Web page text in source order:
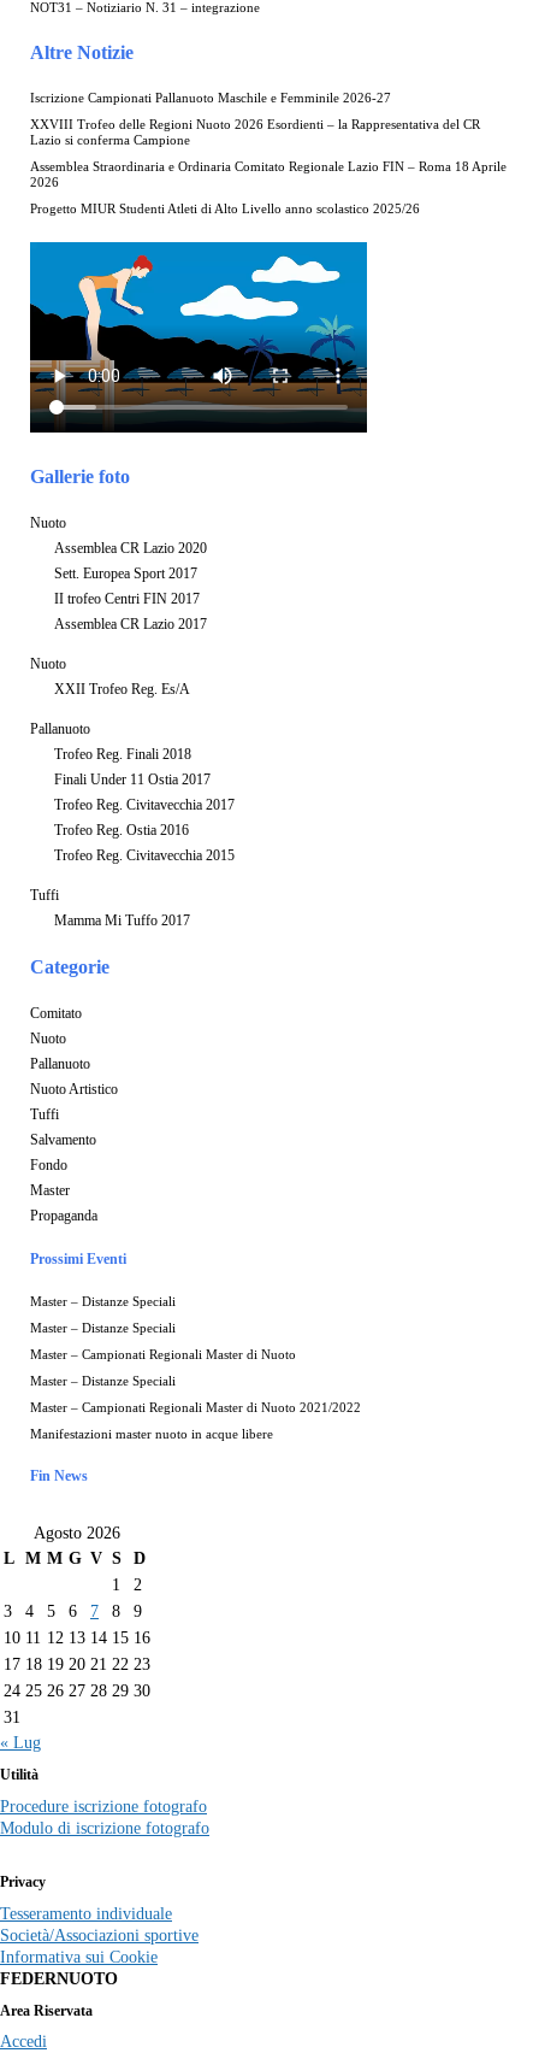
NOT31 – Notiziario N. 31 – integrazione
Altre Notizie
Iscrizione Campionati Pallanuoto Maschile e Femminile 2026-27
XXVIII Trofeo delle Regioni Nuoto 2026 Esordienti – la Rappresentativa del CR
Lazio si conferma Campione
Assemblea Straordinaria e Ordinaria Comitato Regionale Lazio FIN – Roma 18 Aprile
2026
Progetto MIUR Studenti Atleti di Alto Livello anno scolastico 2025/26
Gallerie foto
Nuoto
Assemblea CR Lazio 2020
Sett. Europea Sport 2017
II trofeo Centri FIN 2017
Assemblea CR Lazio 2017
Nuoto
XXII Trofeo Reg. Es/A
Pallanuoto
Trofeo Reg. Finali 2018
Finali Under 11 Ostia 2017
Trofeo Reg. Civitavecchia 2017
Trofeo Reg. Ostia 2016
Trofeo Reg. Civitavecchia 2015
Tuffi
Mamma Mi Tuffo 2017
Categorie
Comitato
Nuoto
Pallanuoto
Nuoto Artistico
Tuffi
Salvamento
Fondo
Master
Propaganda
Prossimi Eventi
Master – Distanze Speciali
Master – Distanze Speciali
Master – Campionati Regionali Master di Nuoto
Master – Distanze Speciali
Master – Campionati Regionali Master di Nuoto 2021/2022
Manifestazioni master nuoto in acque libere
Fin News
Agosto 2026
L M M G V S
D
1
2
3
4 5 6 7 8
9
10 11 12 13 14 15 16
17 18 19 20 21 22 23
24 25 26 27 28 29 30
31
« Lug
Utilità
Procedure iscrizione fotografo
Modulo di iscrizione fotografo
Privacy
Tesseramento individuale
Società/Associazioni sportive
Informativa sui Cookie
FEDERNUOTO
Area Riservata
Accedi